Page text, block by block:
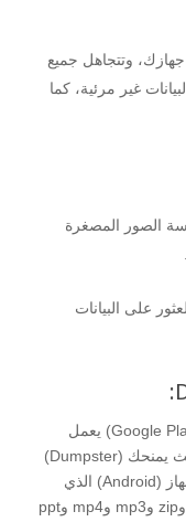
وتتجاهل جميع
غير مرئية، كما
الصور المصغرة
على البيانات
هو تطبيق متجر (Google Play) يعمل
كصندوق محذوفات على هاتف (Android)، حيث يمنحك (Dumpster)
القدرة على استعادة المحتوى المحذوف من جهاز (Android) الذي
يتضمن الصور ومقاطع الفيديو والصوت و(pdf وzip وmp3 وmp4 وppt